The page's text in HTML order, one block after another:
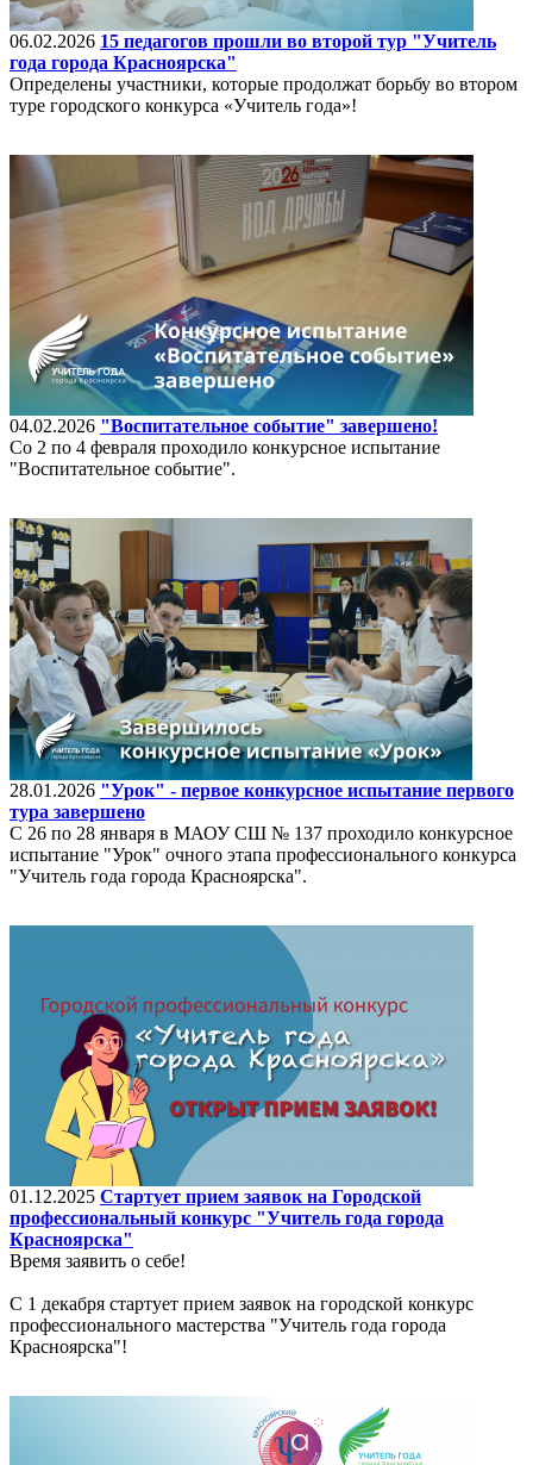
06.02.2026 15 педагогов прошли во второй тур "Учитель
года города Красноярска"
Определены участники, которые продолжат борьбу во втором
туре городского конкурса «Учитель года»!
04.02.2026 "Воспитательное событие" завершено!
Со 2 по 4 февраля проходило конкурсное испытание
"Воспитательное событие".
28.01.2026 "Урок" - первое конкурсное испытание первого
тура завершено
С 26 по 28 января в МАОУ СШ № 137 проходило конкурсное
испытание "Урок" очного этапа профессионального конкурса
"Учитель года города Красноярска".
01.12.2025 Стартует прием заявок на Городской
профессиональный конкурс "Учитель года города
Красноярска"
Время заявить о себе!
С 1 декабря стартует прием заявок на городской конкурс
профессионального мастерства "Учитель года города
Красноярска"!